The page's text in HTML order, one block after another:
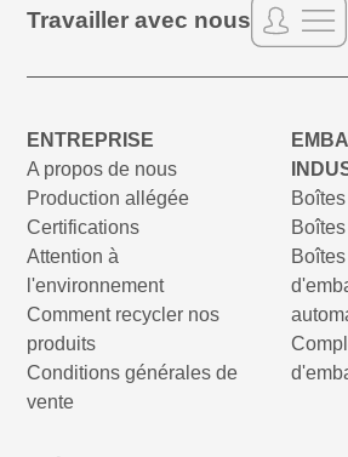
Travailler avec nous
ENTREPRISE
A propos de nous
Production allégée
Certifications
Attention à
l'environnement
Comment recycler nos
produits
Conditions générales de
vente